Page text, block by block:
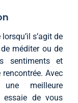
s’agit de
méditer ou de
sentiments et
Avec
meilleure
essaie de vous